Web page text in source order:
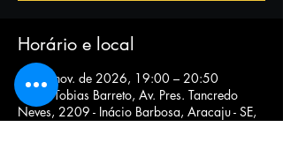
Horário e local
10 de nov. de 2026, 19:00 – 20:50
Teatro Tobias Barreto, Av. Pres. Tancredo
Neves, 2209 - Inácio Barbosa, Aracaju - SE,